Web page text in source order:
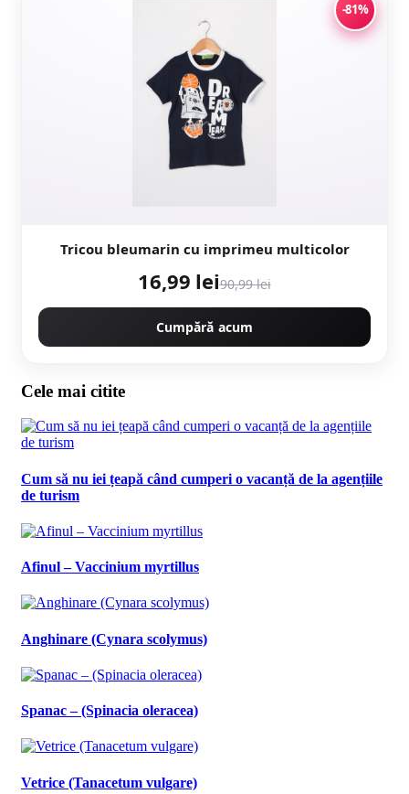
-81%
Tricou bleumarin cu imprimeu multicolor
16,99 lei90,99 lei
Cumpără acum
Cele mai citite
Cum să nu iei țeapă când cumperi o vacanță de la agențiile
de turism
Afinul – Vaccinium myrtillus
Anghinare (Cynara scolymus)
Spanac – (Spinacia oleracea)
Vetrice (Tanacetum vulgare)